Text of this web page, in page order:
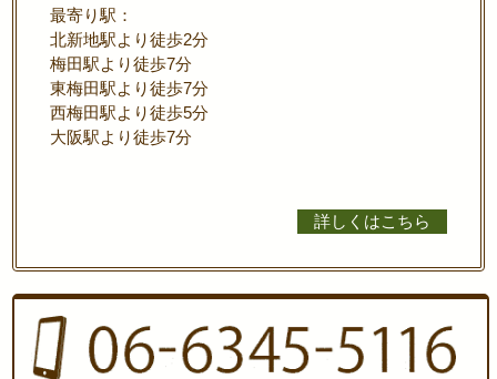
最寄り駅：
北新地駅より徒歩2分
梅田駅より徒歩7分
東梅田駅より徒歩7分
西梅田駅より徒歩5分
大阪駅より徒歩7分
詳しくはこちら